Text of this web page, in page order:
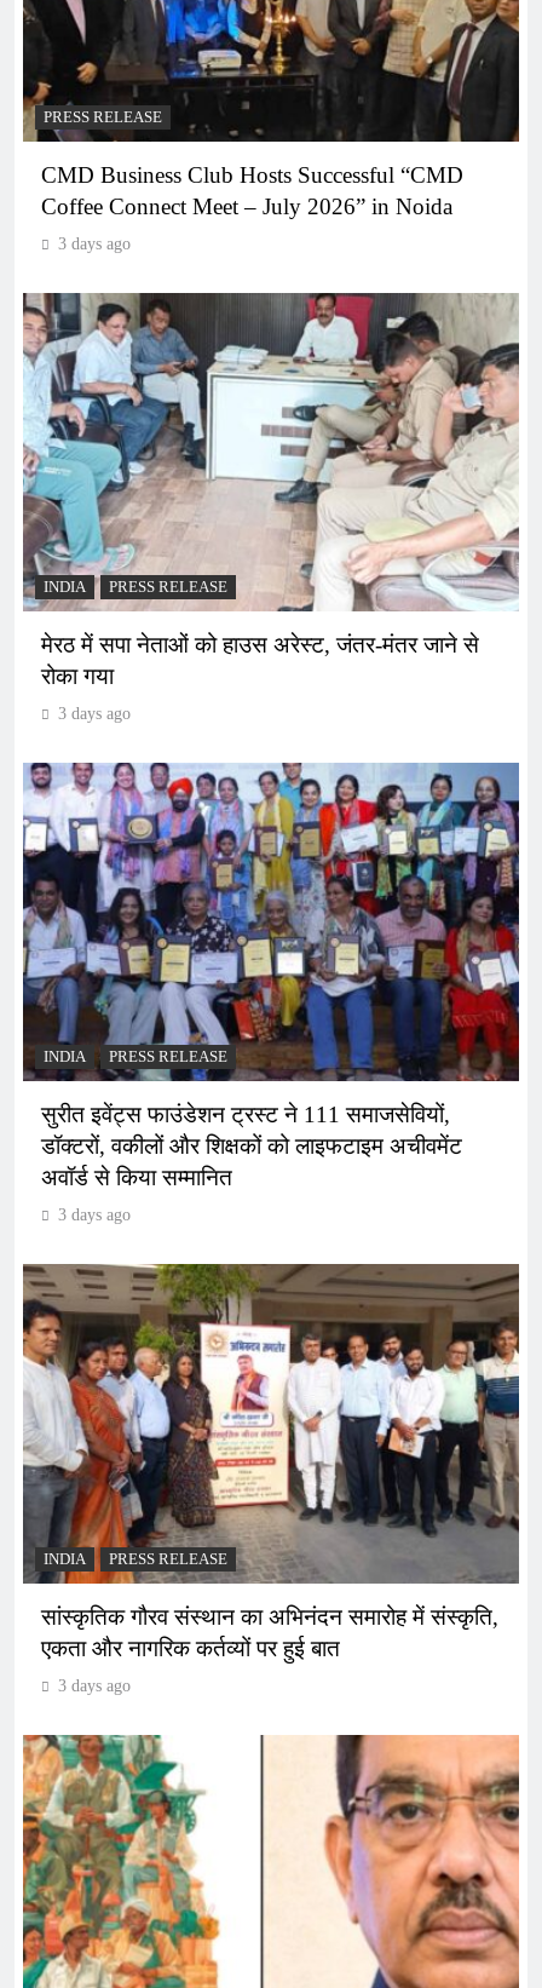
PRESS RELEASE
CMD Business Club Hosts Successful “CMD
Coffee Connect Meet – July 2026” in Noida
3 days ago
INDIA PRESS RELEASE
मेरठ में सपा नेताओं को हाउस अरेस्ट, जंतर-मंतर जाने से
रोका गया
3 days ago
INDIA PRESS RELEASE
सुरीत इवेंट्स फाउंडेशन ट्रस्ट ने 111 समाजसेवियों,
डॉक्टरों, वकीलों और शिक्षकों को लाइफटाइम अचीवमेंट
अवॉर्ड से किया सम्मानित
3 days ago
INDIA PRESS RELEASE
सांस्कृतिक गौरव संस्थान का अभिनंदन समारोह में संस्कृति,
एकता और नागरिक कर्तव्यों पर हुई बात
3 days ago